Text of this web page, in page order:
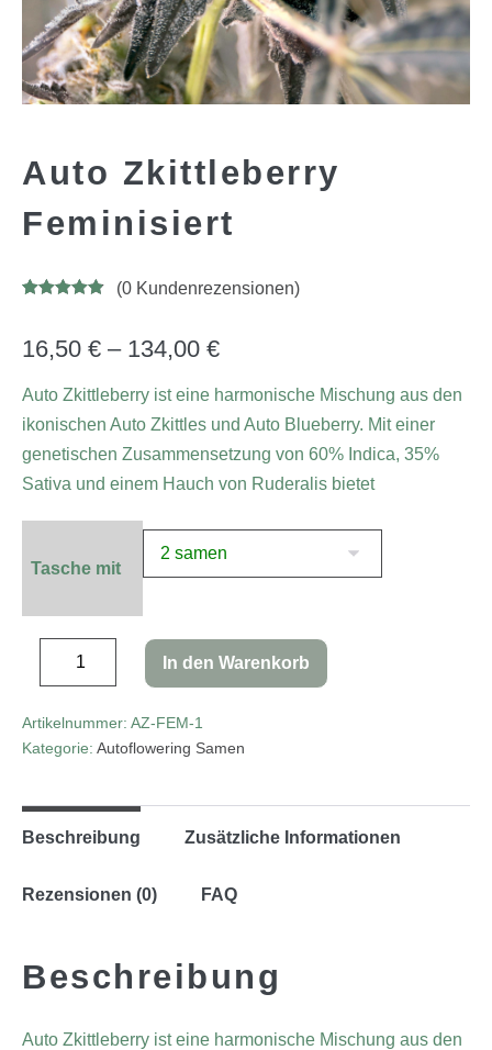
Auto Zkittleberry
Feminisiert
von 5,
basierend
Kundenbew
ertungen
(0Kundenrezensionen)
16,50 € – 134,00 €
Auto Zkittleberry ist eine harmonische Mischung aus den
ikonischen Auto Zkittles und Auto Blueberry. Mit einer
genetischen Zusammensetzung von 60% Indica, 35%
Sativa und einem Hauch von Ruderalis bietet
Tasche mit
In den Warenkorb
Artikelnummer: AZ-FEM-1
Kategorie: Autoflowering Samen
Beschreibung Zusätzliche Informationen
Rezensionen (0) FAQ
Beschreibung
Auto Zkittleberry ist eine harmonische Mischung aus den